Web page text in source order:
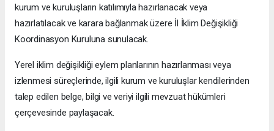
kurum ve kuruluşların katılımıyla hazırlanacak veya
hazırlatılacak ve karara bağlanmak üzere İl İklim Değişikliği
Koordinasyon Kuruluna sunulacak.
Yerel iklim değişikliği eylem planlarının hazırlanması veya
izlenmesi süreçlerinde, ilgili kurum ve kuruluşlar kendilerinden
talep edilen belge, bilgi ve veriyi ilgili mevzuat hükümleri
çerçevesinde paylaşacak.